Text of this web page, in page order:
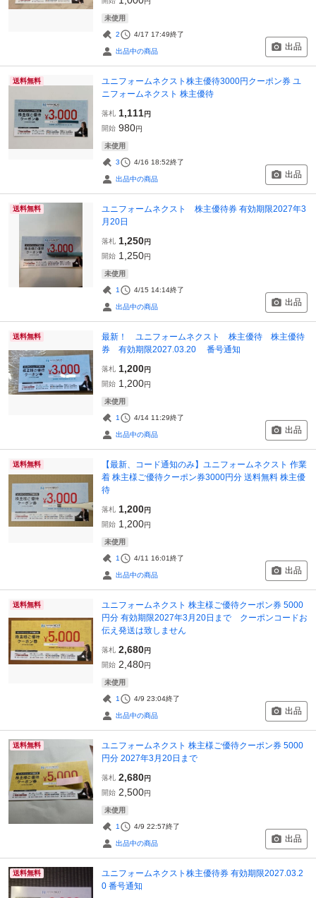
未使用
2 4/17 17:49終了
出品中の商品 出品
送料無料
ユニフォームネクスト株主優待3000円クーポン券 ユ
ニフォームネクスト 株主優待
落札 1,111円
開始 980円
未使用
3 4/16 18:52終了
出品中の商品 出品
送料無料
ユニフォームネクスト 株主優待券 有効期限2027年3
月20日
落札 1,250円
開始 1,250円
未使用
1 4/15 14:14終了
出品中の商品 出品
送料無料
最新！ ユニフォームネクスト 株主優待 株主優待
券 有効期限2027.03.20 番号通知
落札 1,200円
開始 1,200円
未使用
1 4/14 11:29終了
出品中の商品 出品
送料無料
【最新、コード通知のみ】ユニフォームネクスト 作業
着 株主様ご優待クーポン券3000円分 送料無料 株主優
待
落札 1,200円
開始 1,200円
未使用
1 4/11 16:01終了
出品中の商品 出品
送料無料
ユニフォームネクスト 株主様ご優待クーポン券 5000
円分 有効期限2027年3月20日まで クーポンコードお
伝え発送は致しません
落札 2,680円
開始 2,480円
未使用
1 4/9 23:04終了
出品中の商品 出品
送料無料
ユニフォームネクスト 株主様ご優待クーポン券 5000
円分 2027年3月20日まで
落札 2,680円
開始 2,500円
未使用
1 4/9 22:57終了
出品中の商品 出品
送料無料
ユニフォームネクスト株主優待券 有効期限2027.03.2
0 番号通知